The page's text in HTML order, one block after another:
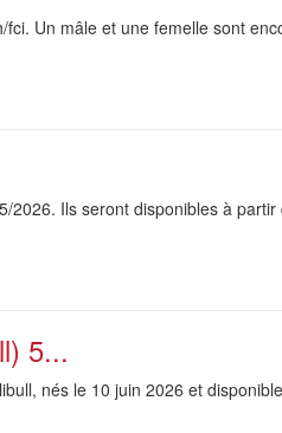
Un mâle et une femelle sont
2026. Ils seront disponibles à
5...
nés le 10 juin 2026 et